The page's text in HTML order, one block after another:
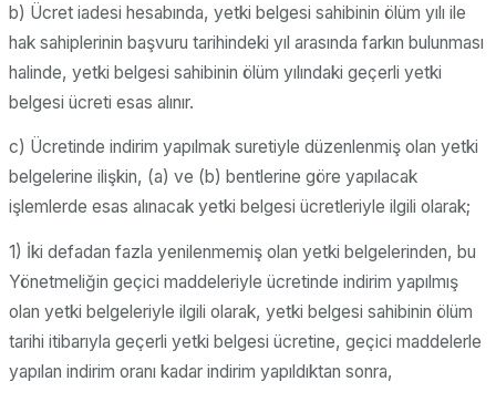
b) Ücret iadesi hesabında, yetki belgesi sahibinin ölüm yılı ile
hak sahiplerinin başvuru tarihindeki yıl arasında farkın bulunması
halinde, yetki belgesi sahibinin ölüm yılındaki geçerli yetki
belgesi ücreti esas alınır.
c) Ücretinde indirim yapılmak suretiyle düzenlenmiş olan yetki
belgelerine ilişkin, (a) ve (b) bentlerine göre yapılacak
işlemlerde esas alınacak yetki belgesi ücretleriyle ilgili olarak;
1) İki defadan fazla yenilenmemiş olan yetki belgelerinden, bu
Yönetmeliğin geçici maddeleriyle ücretinde indirim yapılmış
olan yetki belgeleriyle ilgili olarak, yetki belgesi sahibinin ölüm
tarihi itibarıyla geçerli yetki belgesi ücretine, geçici maddelerle
yapılan indirim oranı kadar indirim yapıldıktan sonra,